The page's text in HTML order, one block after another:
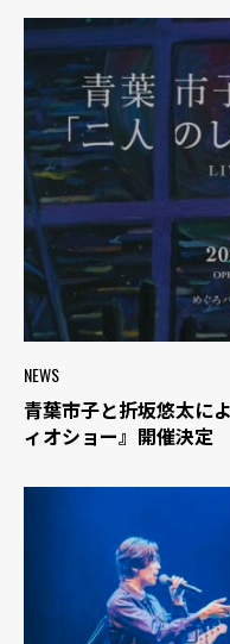
NEWS
青葉市子と折坂悠太に
ィオショー』開催決定